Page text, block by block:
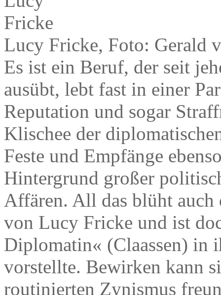
Lucy Fricke, Foto: Gerald
Es ist ein Beruf, der seit
ausübt, lebt fast in einer
Reputation und sogar
Klischee der
Feste und Empfänge
Hintergrund großer
Affären. All das blüht auch
von Lucy Fricke und ist
Diplomatin« (Claassen) in
vorstellte. Bewirken kann
routinierten Zynismus